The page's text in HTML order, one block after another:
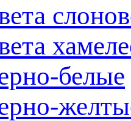
белые